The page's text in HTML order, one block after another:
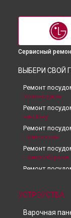
Сервисный
ВЫБЕРИ СВОЙ
Ремонт
Краснодаре
Ремонт
на-Дону
Ремонт
Новгороде
Ремонт
Новосибирске
Ремонт
Ремонт
Екатеринбурге
Ремонт
УСТРОЙСТВА
Варочная